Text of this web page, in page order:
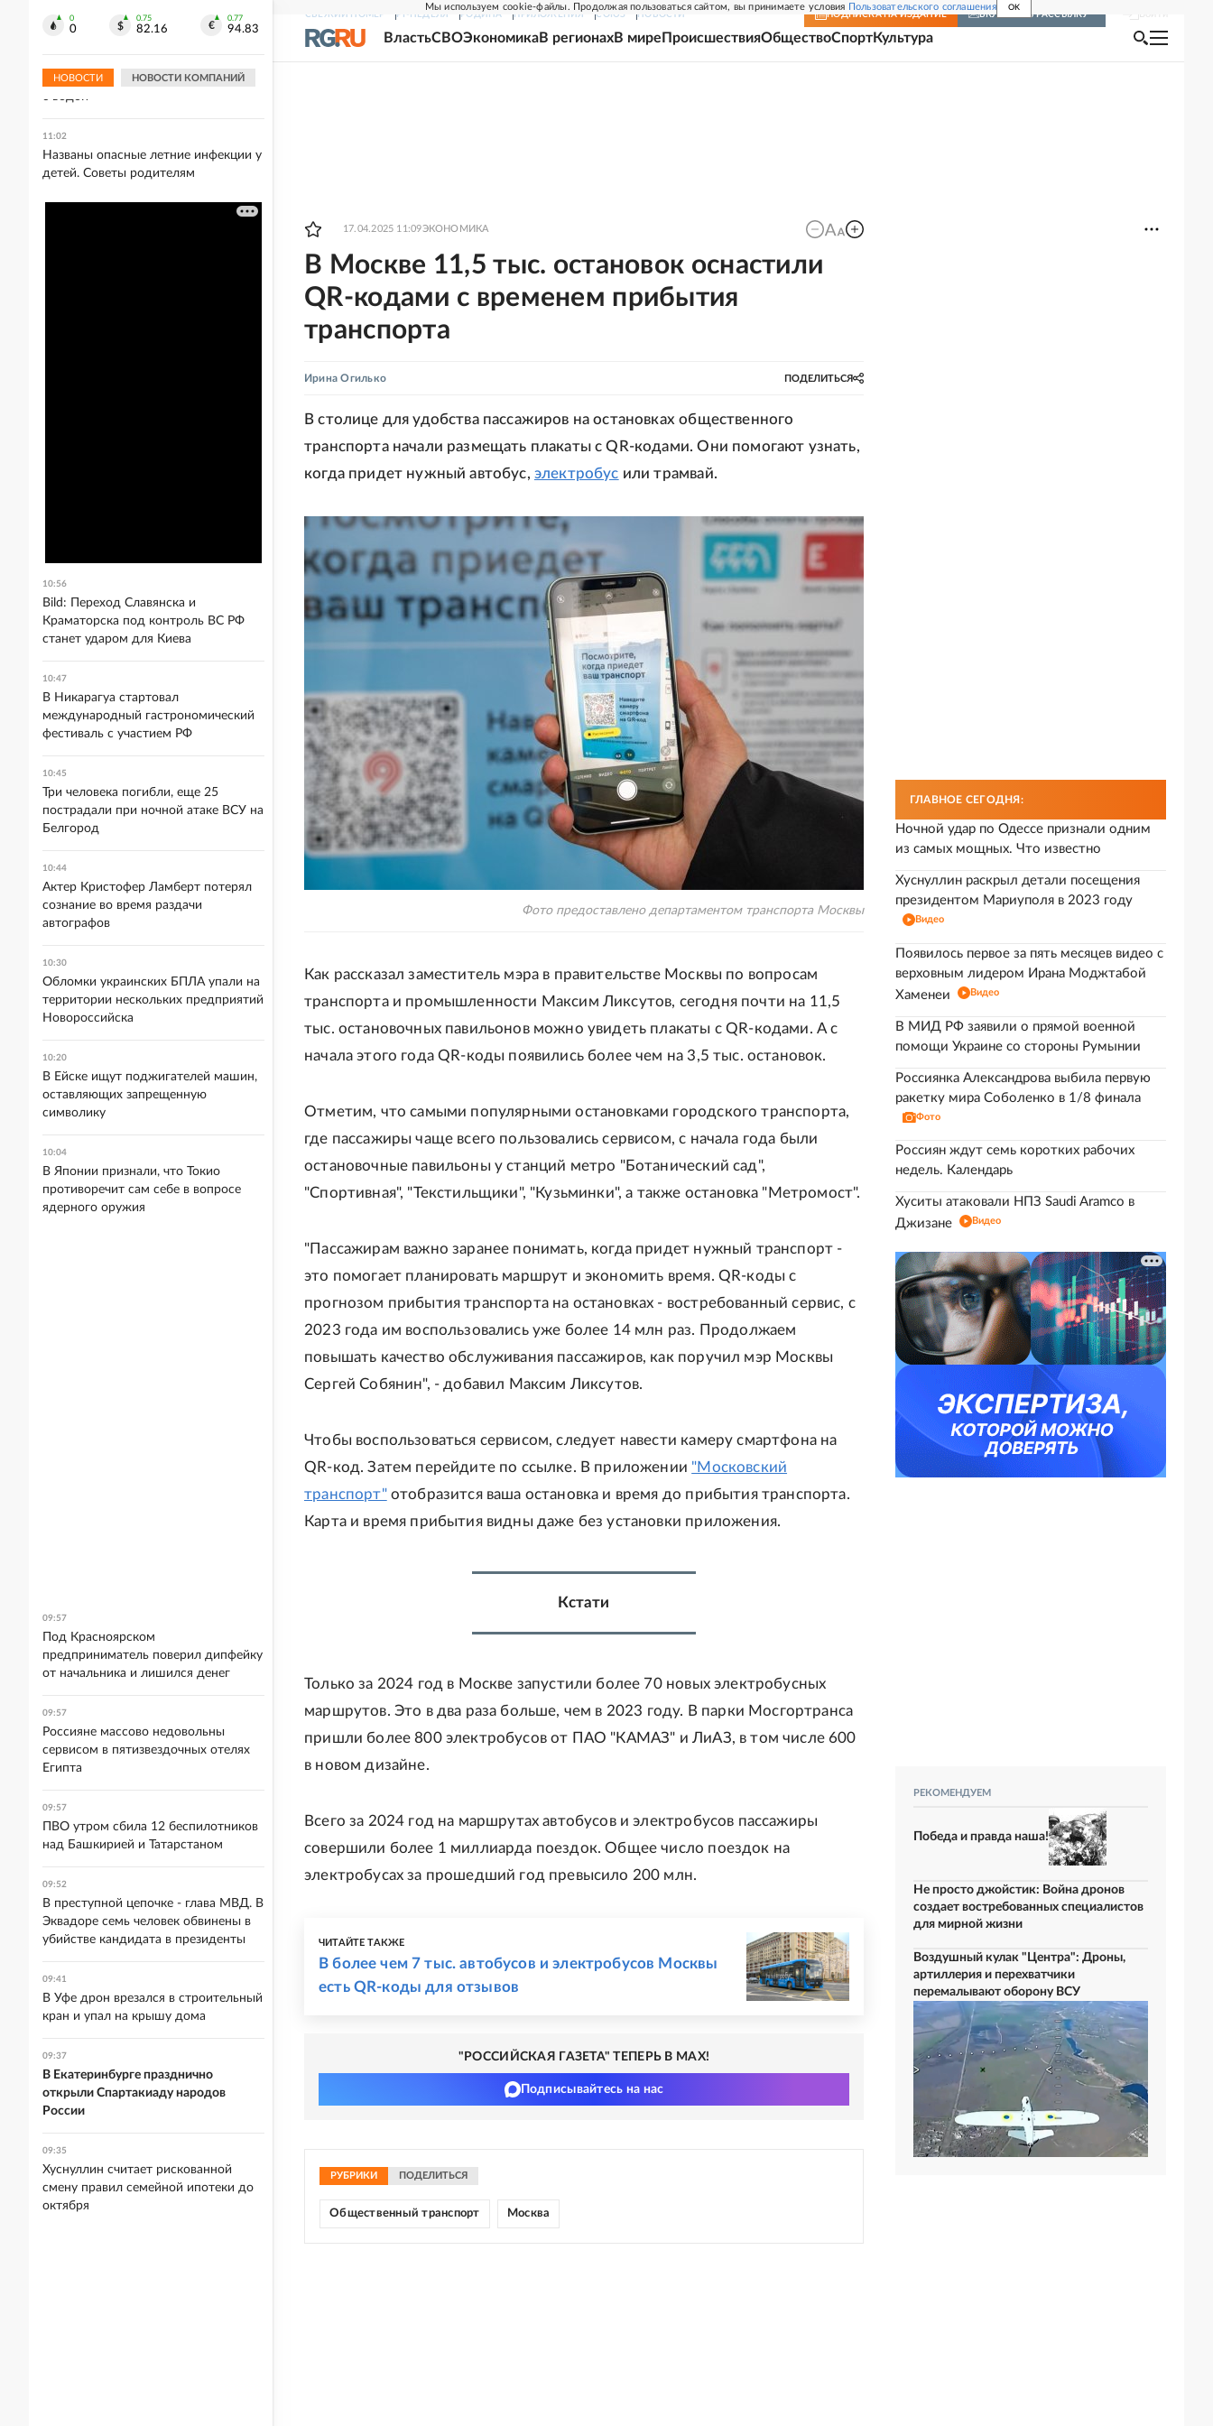
Мы используем cookie-файлы. Продолжая пользоваться сайтом, вы принимаете условия Пользовательского соглашения OK
СВЕЖИЙ НОМЕР РГ-НЕДЕЛЯ РОДИНА ПРИЛОЖЕНИЯ СОЮЗ НОВОСТИ ПОДПИСКА НА ИЗДАНИЕ ВКЛЮЧИТЬ РАССЫЛКУ
ВластьСВОЭкономикаВ регионахВ мире ПроисшествияОбществоСпортКультура
17.04.2025 11:09ЭКОНОМИКА
В Москве 11,5 тыс. остановок оснастили
QR-кодами с временем прибытия
транспорта
Ирина Огилько ПОДЕЛИТЬСЯ
В столице для удобства пассажиров на остановках общественного
транспорта начали размещать плакаты с QR-кодами. Они помогают узнать,
когда придет нужный автобус, электробус или трамвай.
Фото предоставлено департаментом транспорта Москвы
Как рассказал заместитель мэра в правительстве Москвы по вопросам
транспорта и промышленности Максим Ликсутов, сегодня почти на 11,5
тыс. остановочных павильонов можно увидеть плакаты с QR-кодами. А с
начала этого года QR-коды появились более чем на 3,5 тыс. остановок.
Отметим, что самыми популярными остановками городского транспорта,
где пассажиры чаще всего пользовались сервисом, с начала года были
остановочные павильоны у станций метро "Ботанический сад",
"Спортивная", "Текстильщики", "Кузьминки", а также остановка "Метромост".
"Пассажирам важно заранее понимать, когда придет нужный транспорт -
это помогает планировать маршрут и экономить время. QR-коды с
прогнозом прибытия транспорта на остановках - востребованный сервис, с
2023 года им воспользовались уже более 14 млн раз. Продолжаем
повышать качество обслуживания пассажиров, как поручил мэр Москвы
Сергей Собянин", - добавил Максим Ликсутов.
Чтобы воспользоваться сервисом, следует навести камеру смартфона на
QR-код. Затем перейдите по ссылке. В приложении "Московский
транспорт"отобразится ваша остановка и время до прибытия транспорта.
Карта и время прибытия видны даже без установки приложения.
Кстати
Только за 2024 год в Москве запустили более 70 новых электробусных
маршрутов. Это в два раза больше, чем в 2023 году. В парки Мосгортранса
пришли более 800 электробусов от ПАО "КАМАЗ" и ЛиАЗ, в том числе 600
в новом дизайне.
Всего за 2024 год на маршрутах автобусов и электробусов пассажиры
совершили более 1 миллиарда поездок. Общее число поездок на
электробусах за прошедший год превысило 200 млн.
ЧИТАЙТЕ ТАКЖЕ
В более чем 7 тыс. автобусов и электробусов Москвы
есть QR-коды для отзывов
"РОССИЙСКАЯ ГАЗЕТА" ТЕПЕРЬ В MAX!
Подписывайтесь на нас
РУБРИКИ ПОДЕЛИТЬСЯ
Общественный транспорт Москва
ГЛАВНОЕ СЕГОДНЯ:
Ночной удар по Одессе признали одним
из самых мощных. Что известно
Хуснуллин раскрыл детали посещения
президентом Мариуполя в 2023 году
Видео
Появилось первое за пять месяцев видео с
верховным лидером Ирана Моджтабой
Хаменеи
Видео
В МИД РФ заявили о прямой военной
помощи Украине со стороны Румынии
Россиянка Александрова выбила первую
ракетку мира Соболенко в 1/8 финала
Фото
Россиян ждут семь коротких рабочих
недель. Календарь
Хуситы атаковали НПЗ Saudi Aramco в
Джизане
Видео
РЕКОМЕНДУЕМ
Победа и правда наша!
Не просто джойстик: Война дронов
создает востребованных специалистов
для мирной жизни
Воздушный кулак "Центра": Дроны,
артиллерия и перехватчики
перемалывают оборону ВСУ
0
0
0.75
82.16
0.77
94.83
НОВОСТИ НОВОСТИ КОМПАНИЙ
отключения продолжаются перебои
с водой
11:02
Названы опасные летние инфекции у
детей. Советы родителям
10:56
Bild: Переход Славянска и
Краматорска под контроль ВС РФ
станет ударом для Киева
10:47
В Никарагуа стартовал
международный гастрономический
фестиваль с участием РФ
10:45
Три человека погибли, еще 25
пострадали при ночной атаке ВСУ на
Белгород
10:44
Актер Кристофер Ламберт потерял
сознание во время раздачи
автографов
10:30
Обломки украинских БПЛА упали на
территории нескольких предприятий
Новороссийска
10:20
В Ейске ищут поджигателей машин,
оставляющих запрещенную
символику
10:04
В Японии признали, что Токио
противоречит сам себе в вопросе
ядерного оружия
09:57
Под Красноярском
предприниматель поверил дипфейку
от начальника и лишился денег
09:57
Россияне массово недовольны
сервисом в пятизвездочных отелях
Египта
09:57
ПВО утром сбила 12 беспилотников
над Башкирией и Татарстаном
09:52
В преступной цепочке - глава МВД. В
Эквадоре семь человек обвинены в
убийстве кандидата в президенты
09:41
В Уфе дрон врезался в строительный
кран и упал на крышу дома
09:37
В Екатеринбурге празднично
открыли Спартакиаду народов
России
09:35
Хуснуллин считает рискованной
смену правил семейной ипотеки до
октября